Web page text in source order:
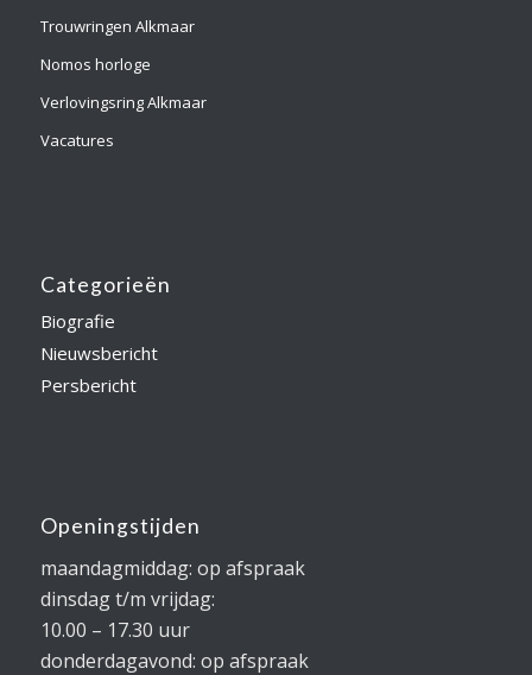
Trouwringen Alkmaar
Nomos horloge
Verlovingsring Alkmaar
Vacatures
Categorieën
Biografie
Nieuwsbericht
Persbericht
Openingstijden
maandagmiddag: op afspraak
dinsdag t/m vrijdag:
10.00 – 17.30 uur
donderdagavond: op afspraak